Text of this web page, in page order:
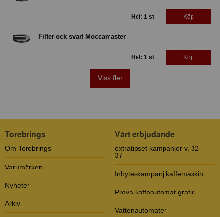
Hel: 1 st Köp
Filterlock svart Moccamaster
Hel: 1 st Köp
Visa fler
Torebrings
Om Torebrings
Varumärken
Nyheter
Arkiv
Vårt erbjudande
extratipset kampanjer v. 32-
37
Inbyteskampanj kaffemaskin
Prova kaffeautomat gratis
Vattenautomater